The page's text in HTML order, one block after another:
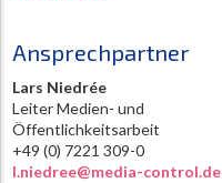
Ansprechpartner
Lars Niedrée
Leiter Medien- und
Öffentlichkeitsarbeit
+49 (0) 7221 309-0
l.niedree@media-control.de